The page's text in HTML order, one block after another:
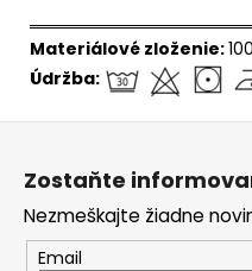
Materiálové zloženie:
Údržba:
Zostaňte
Nezmeškajte žiadne
Email